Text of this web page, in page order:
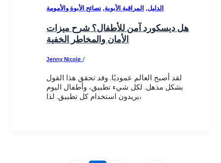
الدليل, المراقبة الأبوية, نصائح الأبوة والأمومة
هل ديسكورد آمن للأطفال؟ شرح ميزات
الأمان والمخاطر الخفية
Jenny Nicole /
لقد أصبح العالم عموديًا. وقد تحقق هذا القول
بشكل مذهل. لكل شيء تطبيق، وأطفال اليوم
يريدون استخدام كل تطبيق. لذا،